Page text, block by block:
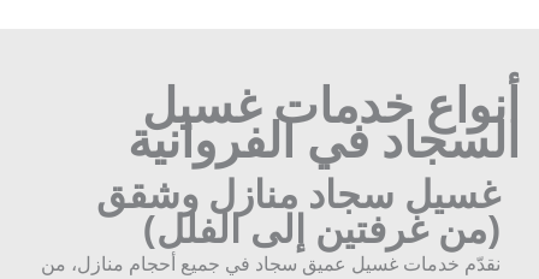
خدمات غسيل
في الفروانية
غسيل سجاد منازل وشقق
(من غرفتين إلى الفلل)
نقدّم خدمات غسيل عميق سجاد في جميع أحجام منازل، من